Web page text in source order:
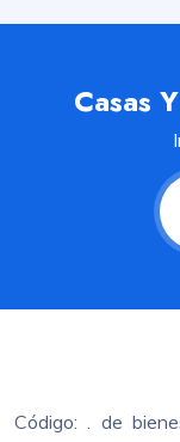
Casas
Código: . de